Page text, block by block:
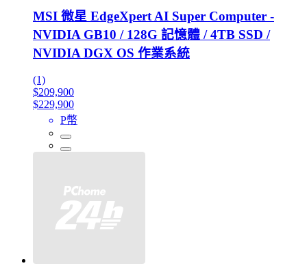
MSI 微星 EdgeXpert AI Super Computer -
NVIDIA GB10 / 128G 記憶體 / 4TB SSD /
NVIDIA DGX OS 作業系統
(1)
$209,900
$229,900
P幣